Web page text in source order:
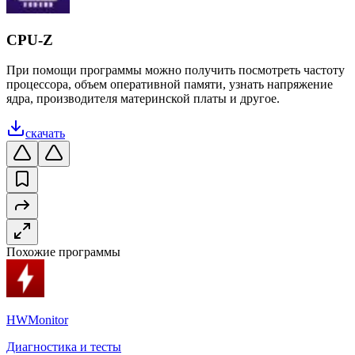
CPU-Z
При помощи программы можно получить посмотреть частоту
процессора, объем оперативной памяти, узнать напряжение
ядра, производителя материнской платы и другое.
скачать
Похожие программы
HWMonitor
Диагностика и тесты